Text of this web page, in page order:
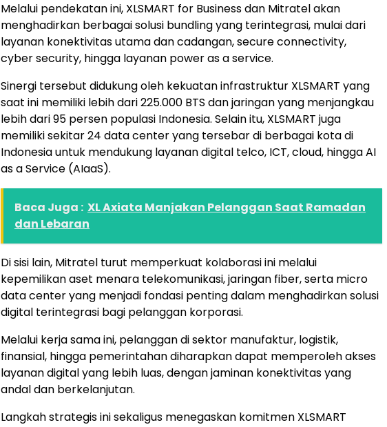
Melalui pendekatan ini, XLSMART for Business dan Mitratel akan
menghadirkan berbagai solusi bundling yang terintegrasi, mulai dari
layanan konektivitas utama dan cadangan, secure connectivity,
cyber security, hingga layanan power as a service.
Sinergi tersebut didukung oleh kekuatan infrastruktur XLSMART yang
saat ini memiliki lebih dari 225.000 BTS dan jaringan yang menjangkau
lebih dari 95 persen populasi Indonesia. Selain itu, XLSMART juga
memiliki sekitar 24 data center yang tersebar di berbagai kota di
Indonesia untuk mendukung layanan digital telco, ICT, cloud, hingga AI
as a Service (AIaaS).
Baca Juga : XL Axiata Manjakan Pelanggan Saat Ramadan
dan Lebaran
Di sisi lain, Mitratel turut memperkuat kolaborasi ini melalui
kepemilikan aset menara telekomunikasi, jaringan fiber, serta micro
data center yang menjadi fondasi penting dalam menghadirkan solusi
digital terintegrasi bagi pelanggan korporasi.
Melalui kerja sama ini, pelanggan di sektor manufaktur, logistik,
finansial, hingga pemerintahan diharapkan dapat memperoleh akses
layanan digital yang lebih luas, dengan jaminan konektivitas yang
andal dan berkelanjutan.
Langkah strategis ini sekaligus menegaskan komitmen XLSMART